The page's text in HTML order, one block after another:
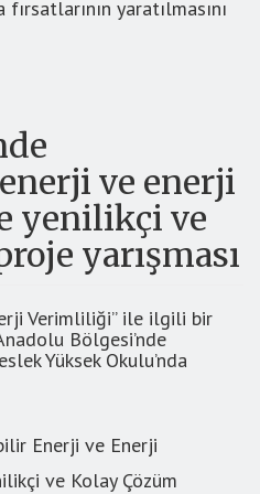
yaratılmasını
ve enerji
yenilikçi ve
yarışması
Verimliliği” ile ilgili bir
Bölgesi’nde
Yüksek Okulu’nda
Enerji ve Enerji
ve Kolay Çözüm